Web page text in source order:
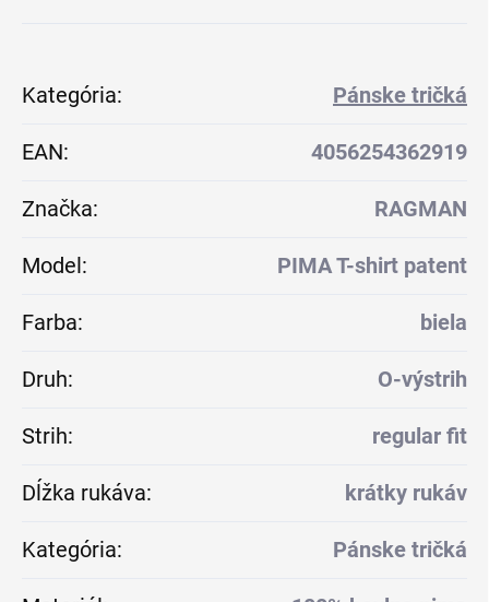
Kategória: Pánske tričká
EAN: 4056254362919
Značka: RAGMAN
Model: PIMA T-shirt patent
Farba: biela
Druh: O-výstrih
Strih: regular fit
Dĺžka rukáva: krátky rukáv
Kategória: Pánske tričká